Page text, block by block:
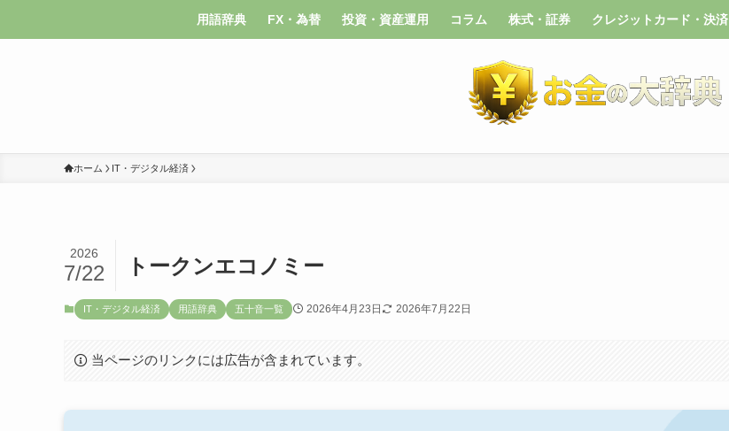
用語辞典 FX・為替 投資・資産運用 コラム 株式・証券 クレジットカード・決済
ホーム IT・デジタル経済
トークンエコノミー
2026
7/22
IT・デジタル経済 用語辞典 五十音一覧 2026年4月23日 2026年7月22日
当ページのリンクには広告が含まれています。